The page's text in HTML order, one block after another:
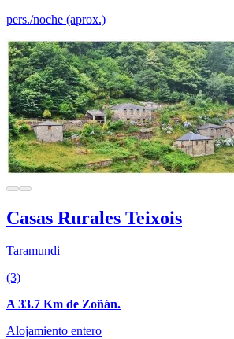
pers./noche (aprox.)
Casas Rurales Teixois
Taramundi
(3)
A 33.7 Km de Zoñán.
Alojamiento entero